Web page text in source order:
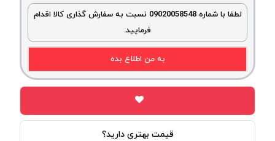
لطفا با شماره 09020058548 نسبت به سفارش گذاری کالا اقدام
فرمایید.
به من اطلاع بده
قیمت بهتری دارید؟